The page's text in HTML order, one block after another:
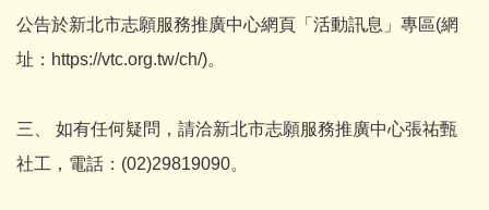
公告於新北市志願服務推廣中心網頁「活動訊息」專區(網
址：https://vtc.org.tw/ch/)。
三、 如有任何疑問，請洽新北市志願服務推廣中心張祐甄
社工，電話：(02)29819090。